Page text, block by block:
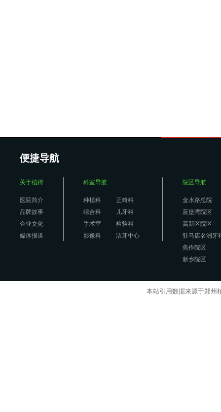
便捷导航
关于植得
医院简介
品牌故事
企业文化
媒体报道
科室导航
种植科
正畸科
综合科
儿牙科
手术室
检验科
影像科
洁牙中心
院区导航
金水路总院
蓝堡湾院区
高新区院区
驻马店名洲牙
焦作院区
新乡院区
本站引用数据来源于郑州